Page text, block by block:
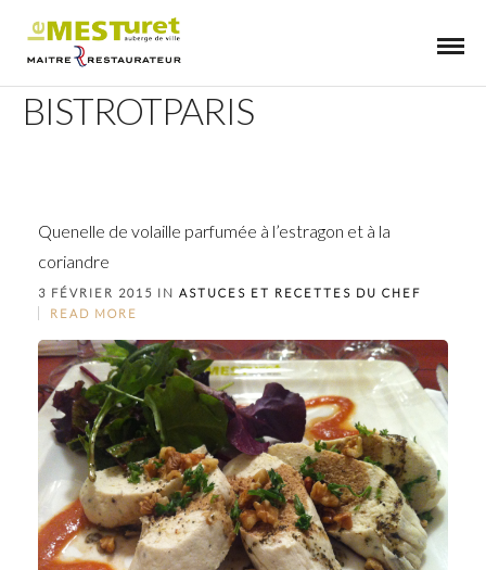
BISTROTPARIS
Quenelle de volaille parfumée à l’estragon et à la
coriandre
3 FÉVRIER 2015 IN ASTUCES ET RECETTES DU CHEF
READ MORE